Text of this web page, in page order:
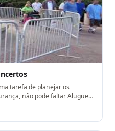
tarefa de planejar os
Aluguel